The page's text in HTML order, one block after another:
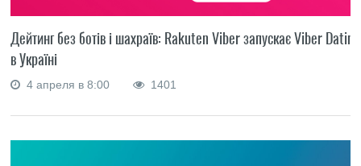
Дейтинг без ботів і шахраїв: Rakuten Viber запускає Viber Dating
в Україні
4 апреля в 8:00 1401